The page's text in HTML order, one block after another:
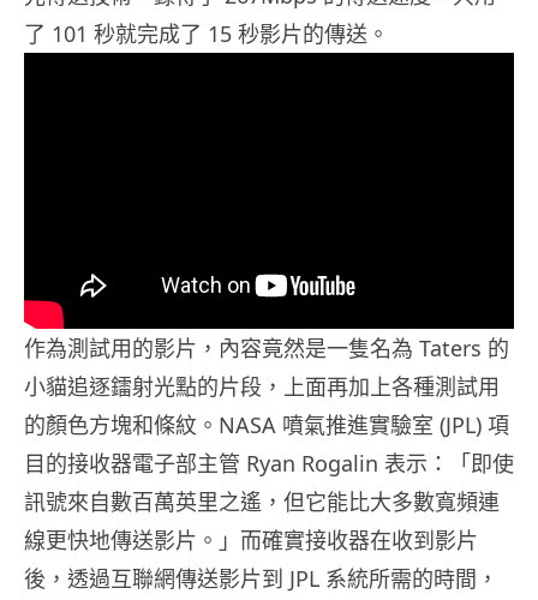
了 101 秒就完成了 15 秒影片的傳送。
作為測試用的影片，內容竟然是一隻名為 Taters 的
小貓追逐鐳射光點的片段，上面再加上各種測試用
的顏色方塊和條紋。NASA 噴氣推進實驗室 (JPL) 項
目的接收器電子部主管 Ryan Rogalin 表示：「即使
訊號來自數百萬英里之遙，但它能比大多數寬頻連
線更快地傳送影片。」而確實接收器在收到影片
後，透過互聯網傳送影片到 JPL 系統所需的時間，